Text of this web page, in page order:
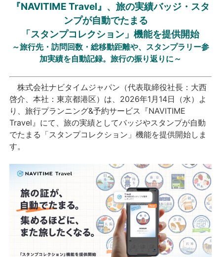
個人向けサービス
法人向けサービス
採用情報
English
『NAVITIME Travel』、旅の実績バッジ・スタ
ンプが自動でたまる
「スタンプコレクション」機能を提供開始
～旅行先・訪問回数・総移動距離や、スタンプラリー参
加実績を自動記録。旅行の振り返りに ～
株式会社ナビタイムジャパン（代表取締役社長：大西
啓介、本社：東京都港区）は、2026年1月14日（水）よ
り、旅行プランニング&予約サービス『NAVITIME
Travel』にて、旅の実績としてバッジやスタンプが自動
でたまる「スタンプコレクション」機能を提供開始しま
す。